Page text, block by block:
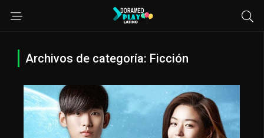
Archivos de categoría: Ficción